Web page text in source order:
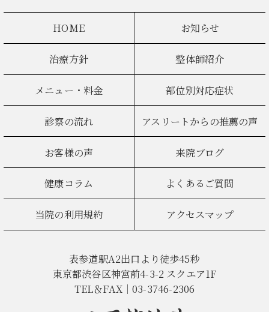
HOME お知らせ
治療方針 整体師紹介
メニュー・料金 部位別対応症状
診察の流れ アスリートからの推薦の声
お客様の声 来院ブログ
健康コラム よくあるご質問
当院の利用規約 アクセスマップ
表参道駅A2出口より徒歩45秒
東京都渋谷区神宮前4-3-2 スクエア1F
TEL＆FAX｜03-3746-2306